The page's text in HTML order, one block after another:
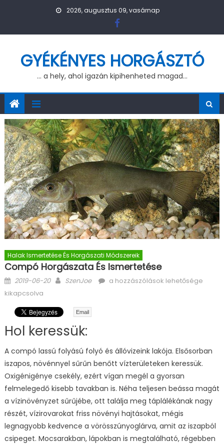
2026, augusztus 09, vasárnap
GYÉKÉNYES HORGÁSZTÓ
… a hely, ahol igazán kipihenheted magad…
Halak Ismertetése És Horgászati Módszereik
Compó Horgászata És Ismertetése
Posted on
2019-06-20 Author
SzenJoe
Compó horgászata és ismertetése
a hozzászólások lehetősége
kikapcsolva
Email
Hol keressük:
A compó lassú folyású folyó és állóvizeink lakója. Elsősorban
iszapos, növénnyel sűrűn benőtt vízterületeken keressük.
Oxigénigénye csekély, ezért vígan megél a gyorsan
felmelegedő kisebb tavakban is. Néha teljesen beássa magát
a vízinövényzet sűrűjébe, ott találja meg táplálékának nagy
részét, vízirovarokat friss növényi hajtásokat, mégis
legnagyobb kedvence a vörösszúnyoglárva, amit az iszapból
csipeget. Mocsarakban, lápokban is megtalálható, régebben